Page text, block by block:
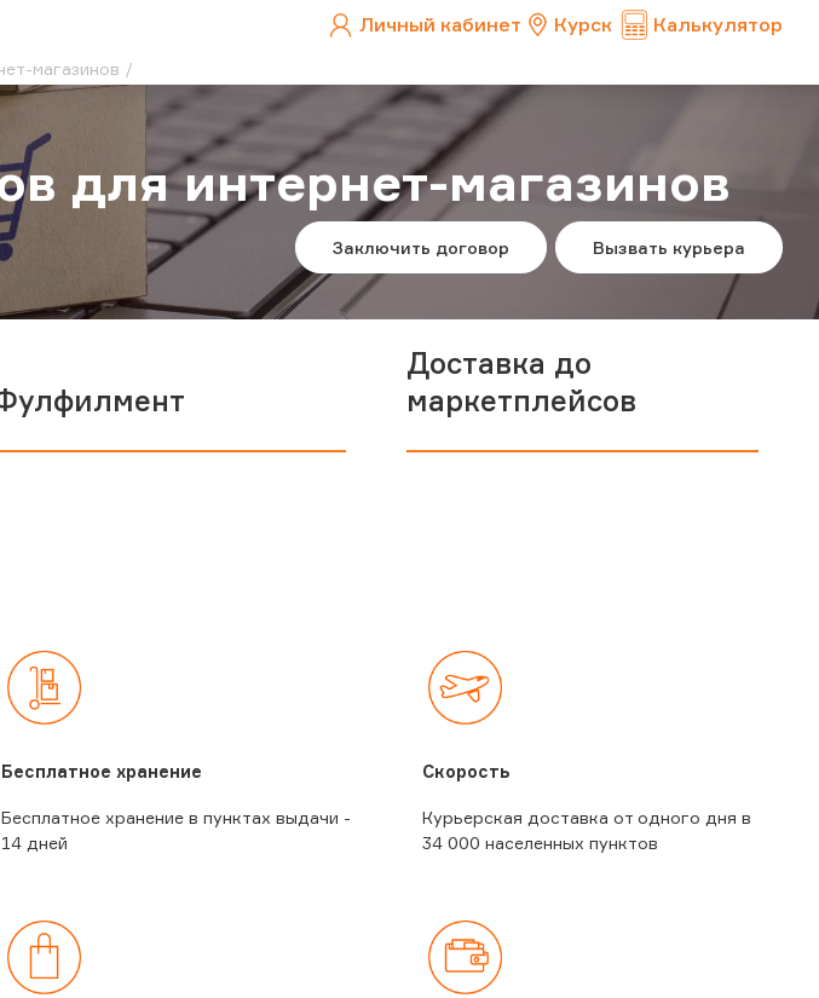
Личный кабинет Курск Калькулятор
магазинов
для интернет-магазинов
Заключить договор Вызвать курьера
Доставка до
маркетплейсов
Бесплатное хранение
Бесплатное хранение в пунктах выдачи -
14 дней
Скорость
Курьерская доставка от одного дня в
34 000 населенных пунктов